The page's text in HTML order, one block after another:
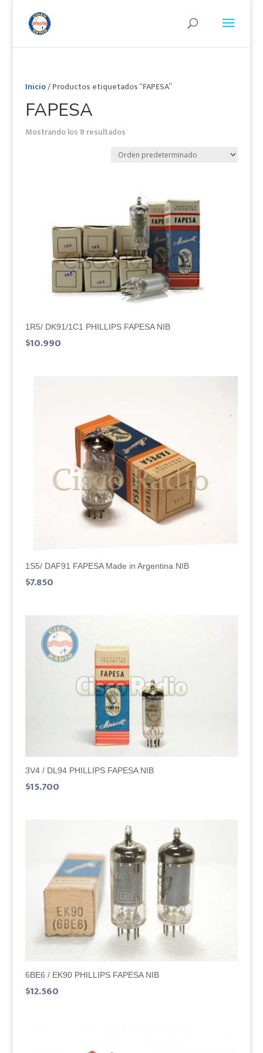
Inicio/ Productos etiquetados “FAPESA”
FAPESA
Mostrando los 8 resultados
1R5/ DK91/1C1 PHILLIPS FAPESA NIB
$10.990
1S5/ DAF91 FAPESA Made in Argentina NIB
$7.850
3V4 / DL94 PHILLIPS FAPESA NIB
$15.700
6BE6 / EK90 PHILLIPS FAPESA NIB
$12.560